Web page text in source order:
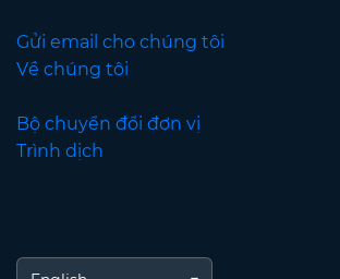
Gửi email cho chúng tôi
Về chúng tôi
Bộ chuyển đổi đơn vị
Trình dịch